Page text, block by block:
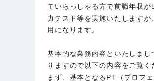
ていらっしゃる方で前職年収
力テスト等を実施いたします
用になります。
基本的な業務内容といたしま
りますので以下の内容をご覧く
まず、基本となるPT（プロフ